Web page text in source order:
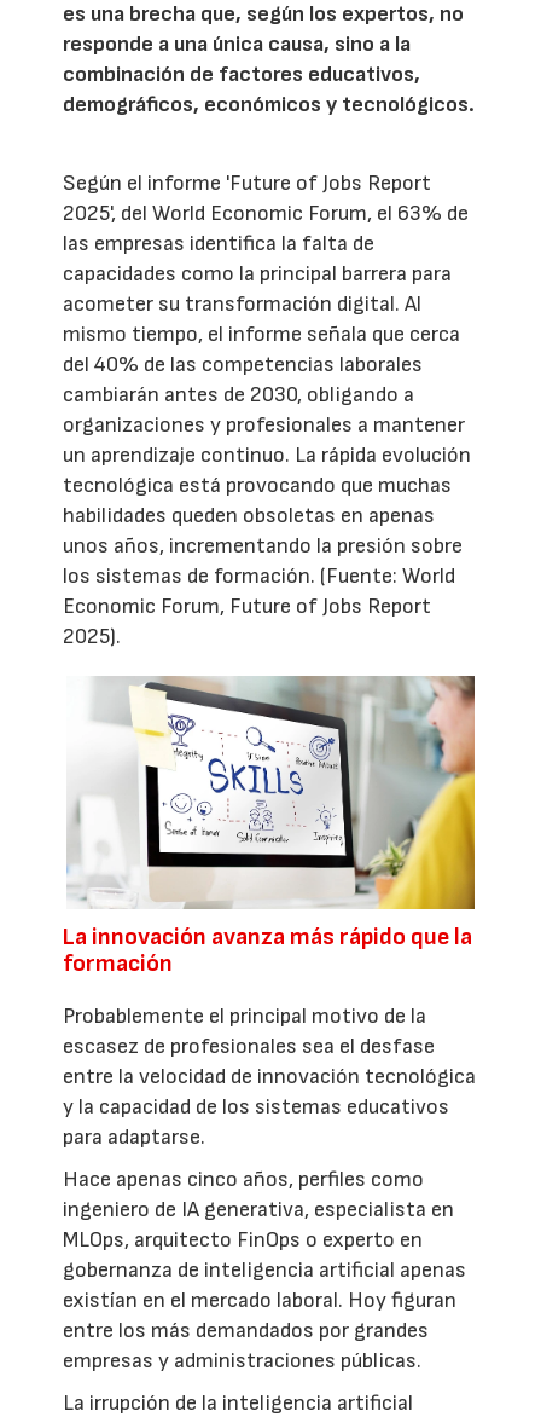
es una brecha que, según los expertos, no
responde a una única causa, sino a la
combinación de factores educativos,
demográficos, económicos y tecnológicos.
Según el informe 'Future of Jobs Report
2025', del World Economic Forum, el 63% de
las empresas identifica la falta de
capacidades como la principal barrera para
acometer su transformación digital. Al
mismo tiempo, el informe señala que cerca
del 40% de las competencias laborales
cambiarán antes de 2030, obligando a
organizaciones y profesionales a mantener
un aprendizaje continuo. La rápida evolución
tecnológica está provocando que muchas
habilidades queden obsoletas en apenas
unos años, incrementando la presión sobre
los sistemas de formación. (Fuente: World
Economic Forum, Future of Jobs Report
2025).
La innovación avanza más rápido que la
formación
Probablemente el principal motivo de la
escasez de profesionales sea el desfase
entre la velocidad de innovación tecnológica
y la capacidad de los sistemas educativos
para adaptarse.
Hace apenas cinco años, perfiles como
ingeniero de IA generativa, especialista en
MLOps, arquitecto FinOps o experto en
gobernanza de inteligencia artificial apenas
existían en el mercado laboral. Hoy figuran
entre los más demandados por grandes
empresas y administraciones públicas.
La irrupción de la inteligencia artificial